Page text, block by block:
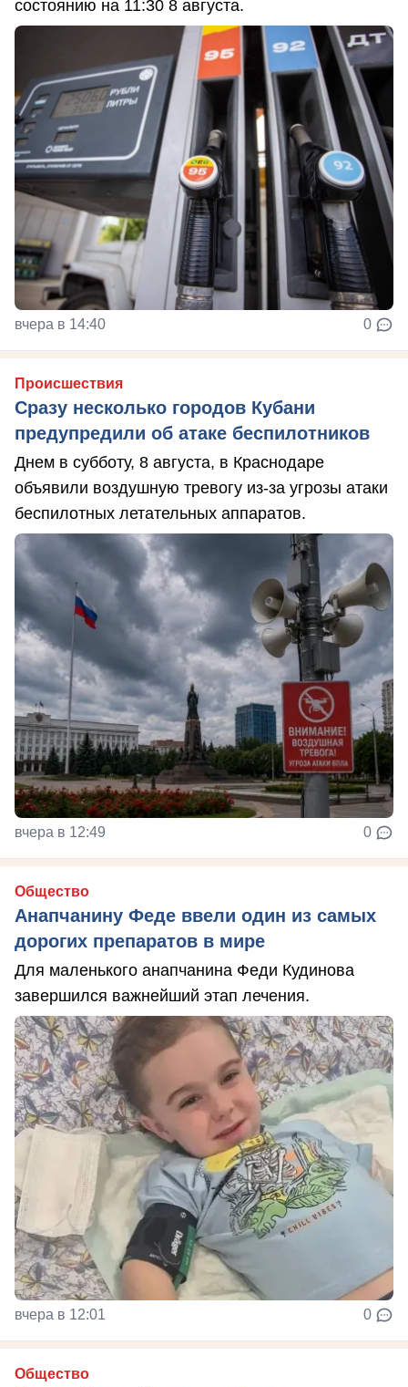
состоянию на 11:30 8 августа.
вчера в 14:40 0
Происшествия
Сразу несколько городов Кубани
предупредили об атаке беспилотников
Днем в субботу, 8 августа, в Краснодаре
объявили воздушную тревогу из-за угрозы атаки
беспилотных летательных аппаратов.
вчера в 12:49 0
Общество
Анапчанину Феде ввели один из самых
дорогих препаратов в мире
Для маленького анапчанина Феди Кудинова
завершился важнейший этап лечения.
вчера в 12:01 0
Общество